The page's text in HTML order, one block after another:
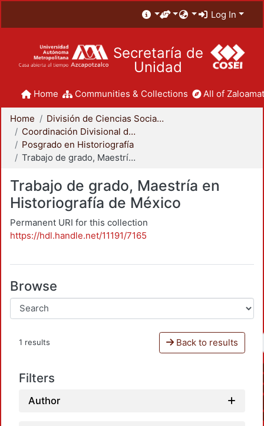
Log In
Secretaría de
Unidad
Home Communities & Collections All of
Home
División de Ciencias Sociales y Humanidades
Coordinación Divisional de Posgrado
Posgrado en Historiografía
Trabajo de grado, Maestría en Historiografía de México
Trabajo de grado, Maestría en
Historiografía de México
Permanent URI for this collection
https://hdl.handle.net/11191/7165
Browse
1 results Back to results
Filters
Author